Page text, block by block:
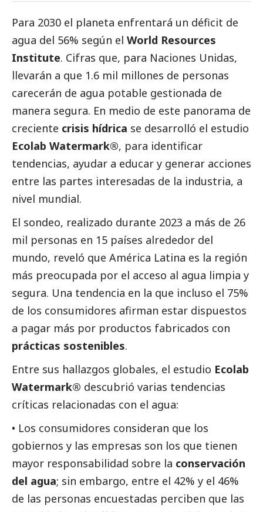
Para 2030 el planeta enfrentará un déficit de
agua del 56% según el World Resources
Institute. Cifras que, para Naciones Unidas,
llevarán a que 1.6 mil millones de personas
carecerán de agua potable gestionada de
manera segura. En medio de este panorama de
creciente crisis hídrica se desarrolló el estudio
Ecolab Watermark®, para identificar
tendencias, ayudar a educar y generar acciones
entre las partes interesadas de la industria, a
nivel mundial.
El sondeo, realizado durante 2023 a más de 26
mil personas en 15 países alrededor del
mundo, reveló que América Latina es la región
más preocupada por el acceso al agua limpia y
segura. Una tendencia en la que incluso el 75%
de los consumidores afirman estar dispuestos
a pagar más por productos fabricados con
prácticas sostenibles.
Entre sus hallazgos globales, el estudio Ecolab
Watermark® descubrió varias tendencias
críticas relacionadas con el agua:
• Los consumidores consideran que los
gobiernos y las empresas son los que tienen
mayor responsabilidad sobre la conservación
del agua; sin embargo, entre el 42% y el 46%
de las personas encuestadas perciben que las